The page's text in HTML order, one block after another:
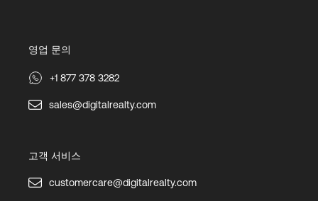
영업 문의
+1 877 378 3282
sales@digitalrealty.com
고객 서비스
customercare@digitalrealty.com